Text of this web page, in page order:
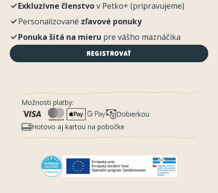
Exkluzívne členstvov Petko+ (pripravujeme)
Personalizované zľavové ponuky
Ponuka šitá na mieru pre vášho maznáčika
REGISTROVAŤ
Možnosti platby:
Dobierkou
Hotovo aj kartou na pobočke